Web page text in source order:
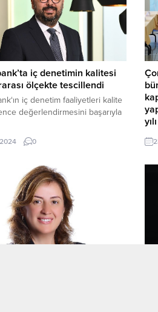
iç denetimin kalitesi
ölçekte tescillendi
iç denetim faaliyetleri kalite
değerlendirmesini başarıyla
0
6